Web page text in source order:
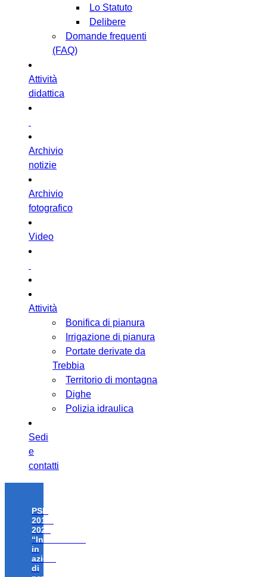
Lo Statuto
Delibere
Domande frequenti
(FAQ)
Attività
didattica
Archivio
notizie
Archivio
fotografico
Video
Attività
Bonifica di pianura
Irrigazione di pianura
Portate derivate da
Trebbia
Territorio di montagna
Dighe
Polizia idraulica
Sedi
e
contatti
PSR
2014-
2020
“Investimenti
in
azioni
di